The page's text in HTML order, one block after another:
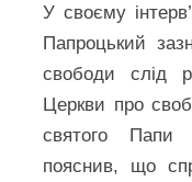
У своєму
Папроцький
свободи слід
Церкви про
святого
пояснив, що